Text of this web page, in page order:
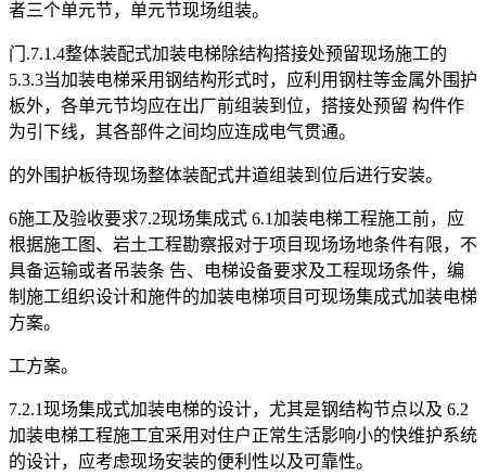
者三个单元节，单元节现场组装。
门.7.1.4整体装配式加装电梯除结构搭接处预留现场施工的
5.3.3当加装电梯采用钢结构形式时，应利用钢柱等金属外围护
板外，各单元节均应在出厂前组装到位，搭接处预留 构件作
为引下线，其各部件之间均应连成电气贯通。
的外围护板待现场整体装配式井道组装到位后进行安装。
6施工及验收要求7.2现场集成式 6.1加装电梯工程施工前，应
根据施工图、岩土工程勘察报对于项目现场场地条件有限，不
具备运输或者吊装条 告、电梯设备要求及工程现场条件，编
制施工组织设计和施件的加装电梯项目可现场集成式加装电梯
方案。
工方案。
7.2.1现场集成式加装电梯的设计，尤其是钢结构节点以及 6.2
加装电梯工程施工宜采用对住户正常生活影响小的快维护系统
的设计，应考虑现场安装的便利性以及可靠性。